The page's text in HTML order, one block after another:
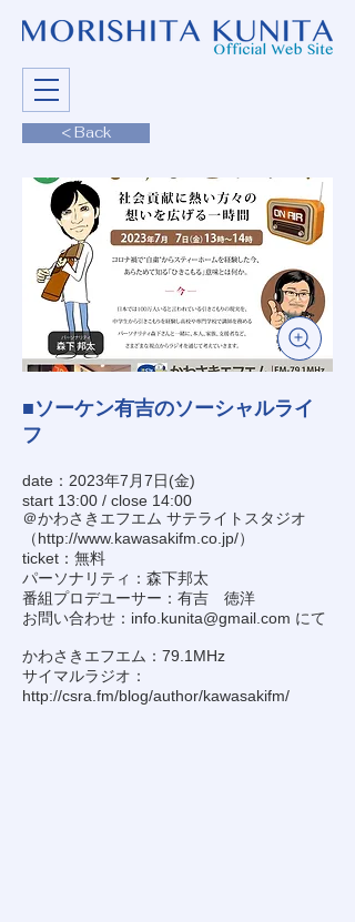
< Back
■ソーケン有吉のソーシャルライ
フ
date：2023年7月7日(金)
start 13:00 / close 14:00
＠かわさきエフエム サテライトスタジオ
（http://www.kawasakifm.co.jp/）
ticket：無料
パーソナリティ：森下邦太
番組プロデユーサー：有吉 徳洋
お問い合わせ： info.kunita@gmail.com にて
かわさきエフエム：79.1MHz
サイマルラジオ：
http://csra.fm/blog/author/kawasakifm/